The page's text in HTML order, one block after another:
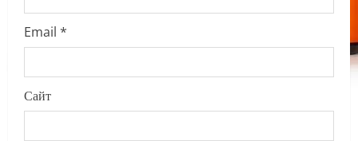
Email *
Сайт